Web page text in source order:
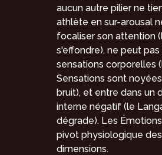
aucun autre pilier ne
athlète en sur-arousal
focaliser son attention
s'effondre), ne peut pas
sensations corporelles
Sensations sont
bruit), et entre dans un
interne négatif (le
dégrade). Les
pivot physiologique
dimensions.